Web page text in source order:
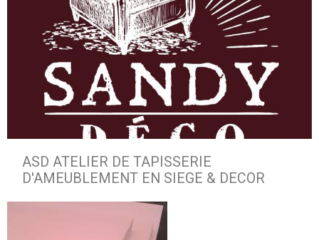
ASD ATELIER DE TAPISSERIE
D'AMEUBLEMENT EN SIEGE & DECOR